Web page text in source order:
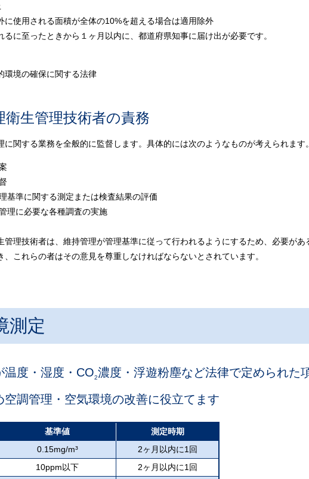
使用される面積が全体の10%を超える場合は適用除外
るに至ったときから１ヶ月以内に、都道府県知事に届け出が必要です。
環境の確保に関する法律
衛生管理技術者の責務
に関する業務を全般的に監督します。具体的には次のようなものが考えられます。
基準に関する測定または検査結果の評価
理に必要な各種調査の実施
管理技術者は、維持管理が管理基準に従って行われるようにするため、必要が
、これらの者はその意見を尊重しなければならないとされています。
測定
温度・湿度・CO2濃度・浮遊粉塵など法律で定められた
空調管理・空気環境の改善に役立てます
基準値
測定時期
0.15mg/m³
2ヶ月以内に1回
10ppm以下
2ヶ月以内に1回